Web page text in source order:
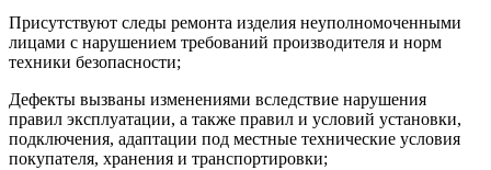
Присутствуют следы ремонта изделия неуполномоченными
лицами с нарушением требований производителя и норм
техники безопасности;
Дефекты вызваны изменениями вследствие нарушения
правил эксплуатации, а также правил и условий установки,
подключения, адаптации под местные технические условия
покупателя, хранения и транспортировки;